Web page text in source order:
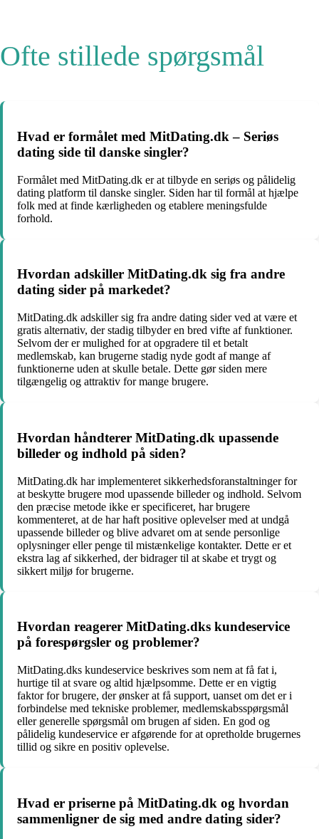
Ofte stillede spørgsmål
Hvad er formålet med MitDating.dk – Seriøs
dating side til danske singler?
Formålet med MitDating.dk er at tilbyde en seriøs og pålidelig
dating platform til danske singler. Siden har til formål at hjælpe
folk med at finde kærligheden og etablere meningsfulde
forhold.
Hvordan adskiller MitDating.dk sig fra andre
dating sider på markedet?
MitDating.dk adskiller sig fra andre dating sider ved at være et
gratis alternativ, der stadig tilbyder en bred vifte af funktioner.
Selvom der er mulighed for at opgradere til et betalt
medlemskab, kan brugerne stadig nyde godt af mange af
funktionerne uden at skulle betale. Dette gør siden mere
tilgængelig og attraktiv for mange brugere.
Hvordan håndterer MitDating.dk upassende
billeder og indhold på siden?
MitDating.dk har implementeret sikkerhedsforanstaltninger for
at beskytte brugere mod upassende billeder og indhold. Selvom
den præcise metode ikke er specificeret, har brugere
kommenteret, at de har haft positive oplevelser med at undgå
upassende billeder og blive advaret om at sende personlige
oplysninger eller penge til mistænkelige kontakter. Dette er et
ekstra lag af sikkerhed, der bidrager til at skabe et trygt og
sikkert miljø for brugerne.
Hvordan reagerer MitDating.dks kundeservice
på forespørgsler og problemer?
MitDating.dks kundeservice beskrives som nem at få fat i,
hurtige til at svare og altid hjælpsomme. Dette er en vigtig
faktor for brugere, der ønsker at få support, uanset om det er i
forbindelse med tekniske problemer, medlemskabsspørgsmål
eller generelle spørgsmål om brugen af siden. En god og
pålidelig kundeservice er afgørende for at opretholde brugernes
tillid og sikre en positiv oplevelse.
Hvad er priserne på MitDating.dk og hvordan
sammenligner de sig med andre dating sider?